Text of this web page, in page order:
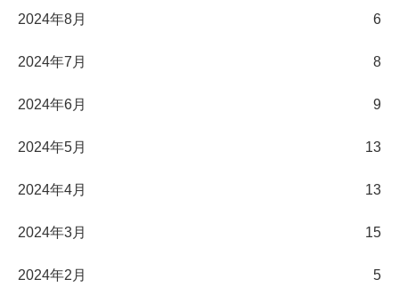
2024年8月 6
2024年7月 8
2024年6月 9
2024年5月 13
2024年4月 13
2024年3月 15
2024年2月 5